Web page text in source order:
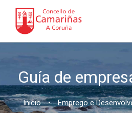
Guía de
Inicio • Emprego e